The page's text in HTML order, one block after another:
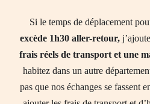
Si le temps de déplacement
excède 1h30 aller-retour,
frais réels de transport et une
habitez dans un autre
pas que nos échanges se fassent